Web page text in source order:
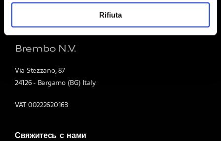
Rifiuta
Brembo N.V.
Via Stezzano, 87
24126 - Bergamo (BG) Italy
VAT 00222620163
Свяжитесь с нами